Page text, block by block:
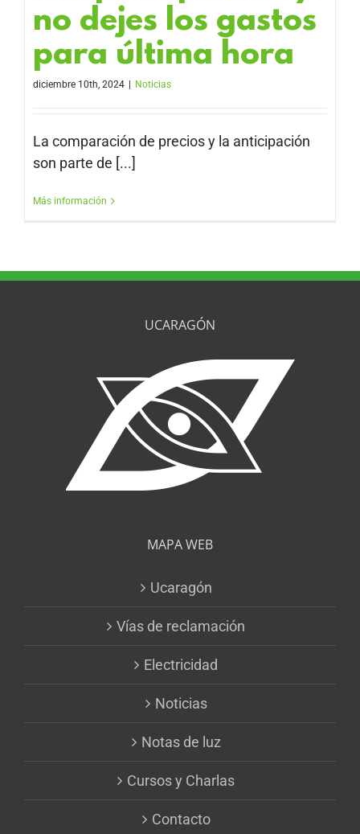
no dejes los gastos
para última hora
diciembre 10th, 2024 Noticias
La comparación de precios y la anticipación
son parte de [...]
Más información
UCARAGÓN
MAPA WEB
Ucaragón
Vías de reclamación
Electricidad
Noticias
Notas de luz
Cursos y Charlas
Contacto